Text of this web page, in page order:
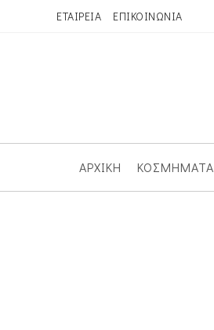
ΕΤΑΙΡΕΙΑ ΕΠΙΚΟΙΝΩΝΙΑ
ΑΡΧΙΚΗ ΚΟΣΜΗΜΑΤΑ